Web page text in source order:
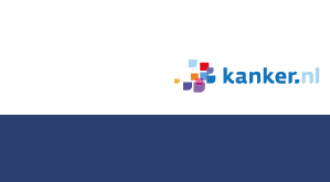
We
zijn